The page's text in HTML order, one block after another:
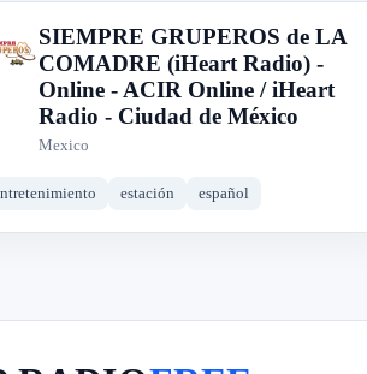
S
SIEMPRE GRUPEROS de LA
COMADRE (iHeart Radio) -
Online - ACIR Online / iHeart
Radio - Ciudad de México
Mexico
estación español